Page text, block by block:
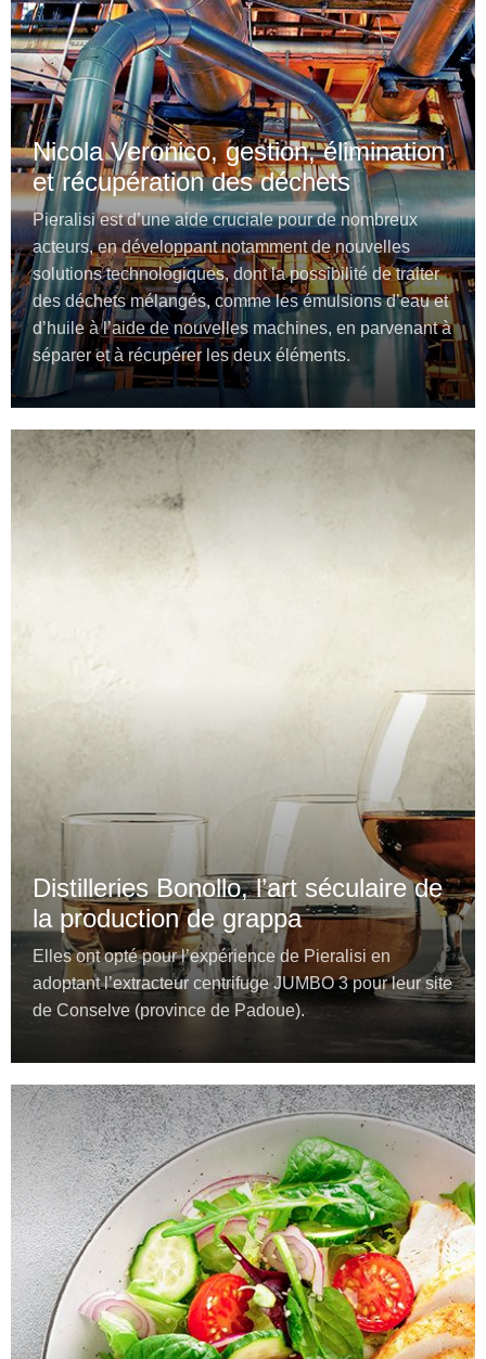
Nicola Veronico, gestion, élimination
et récupération des déchets
Pieralisi est d’une aide cruciale pour de nombreux
acteurs, en développant notamment de nouvelles
solutions technologiques, dont la possibilité de traiter
des déchets mélangés, comme les émulsions d’eau et
d’huile à l’aide de nouvelles machines, en parvenant à
séparer et à récupérer les deux éléments.
Distilleries Bonollo, l’art séculaire de
la production de grappa
Elles ont opté pour l’expérience de Pieralisi en
adoptant l’extracteur centrifuge JUMBO 3 pour leur site
de Conselve (province de Padoue).